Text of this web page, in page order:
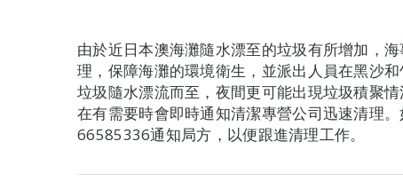
由於近日本澳海灘隨水漂至的垃圾有所增加，
理，保障海灘的環境衛生，並派出人員在黑沙
垃圾隨水漂流而至，夜間更可能出現垃圾積聚
在有需要時會即時通知清潔專營公司迅速清理
66585336通知局方，以便跟進清理工作。